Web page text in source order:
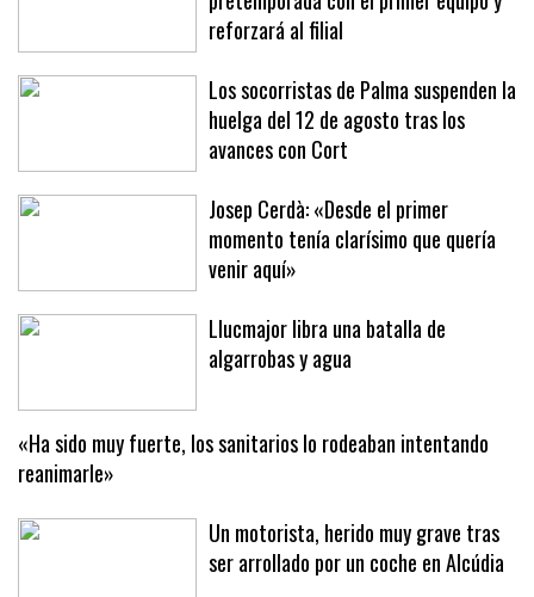
Viktor Baptista realizará la
pretemporada con el primer equipo y
reforzará al filial
Los socorristas de Palma suspenden la
huelga del 12 de agosto tras los
avances con Cort
Josep Cerdà: «Desde el primer
momento tenía clarísimo que quería
venir aquí»
Llucmajor libra una batalla de
«Ha sido muy fuerte, los sanitarios lo rodeaban intentando
reanimarle»
Un motorista, herido muy grave tras